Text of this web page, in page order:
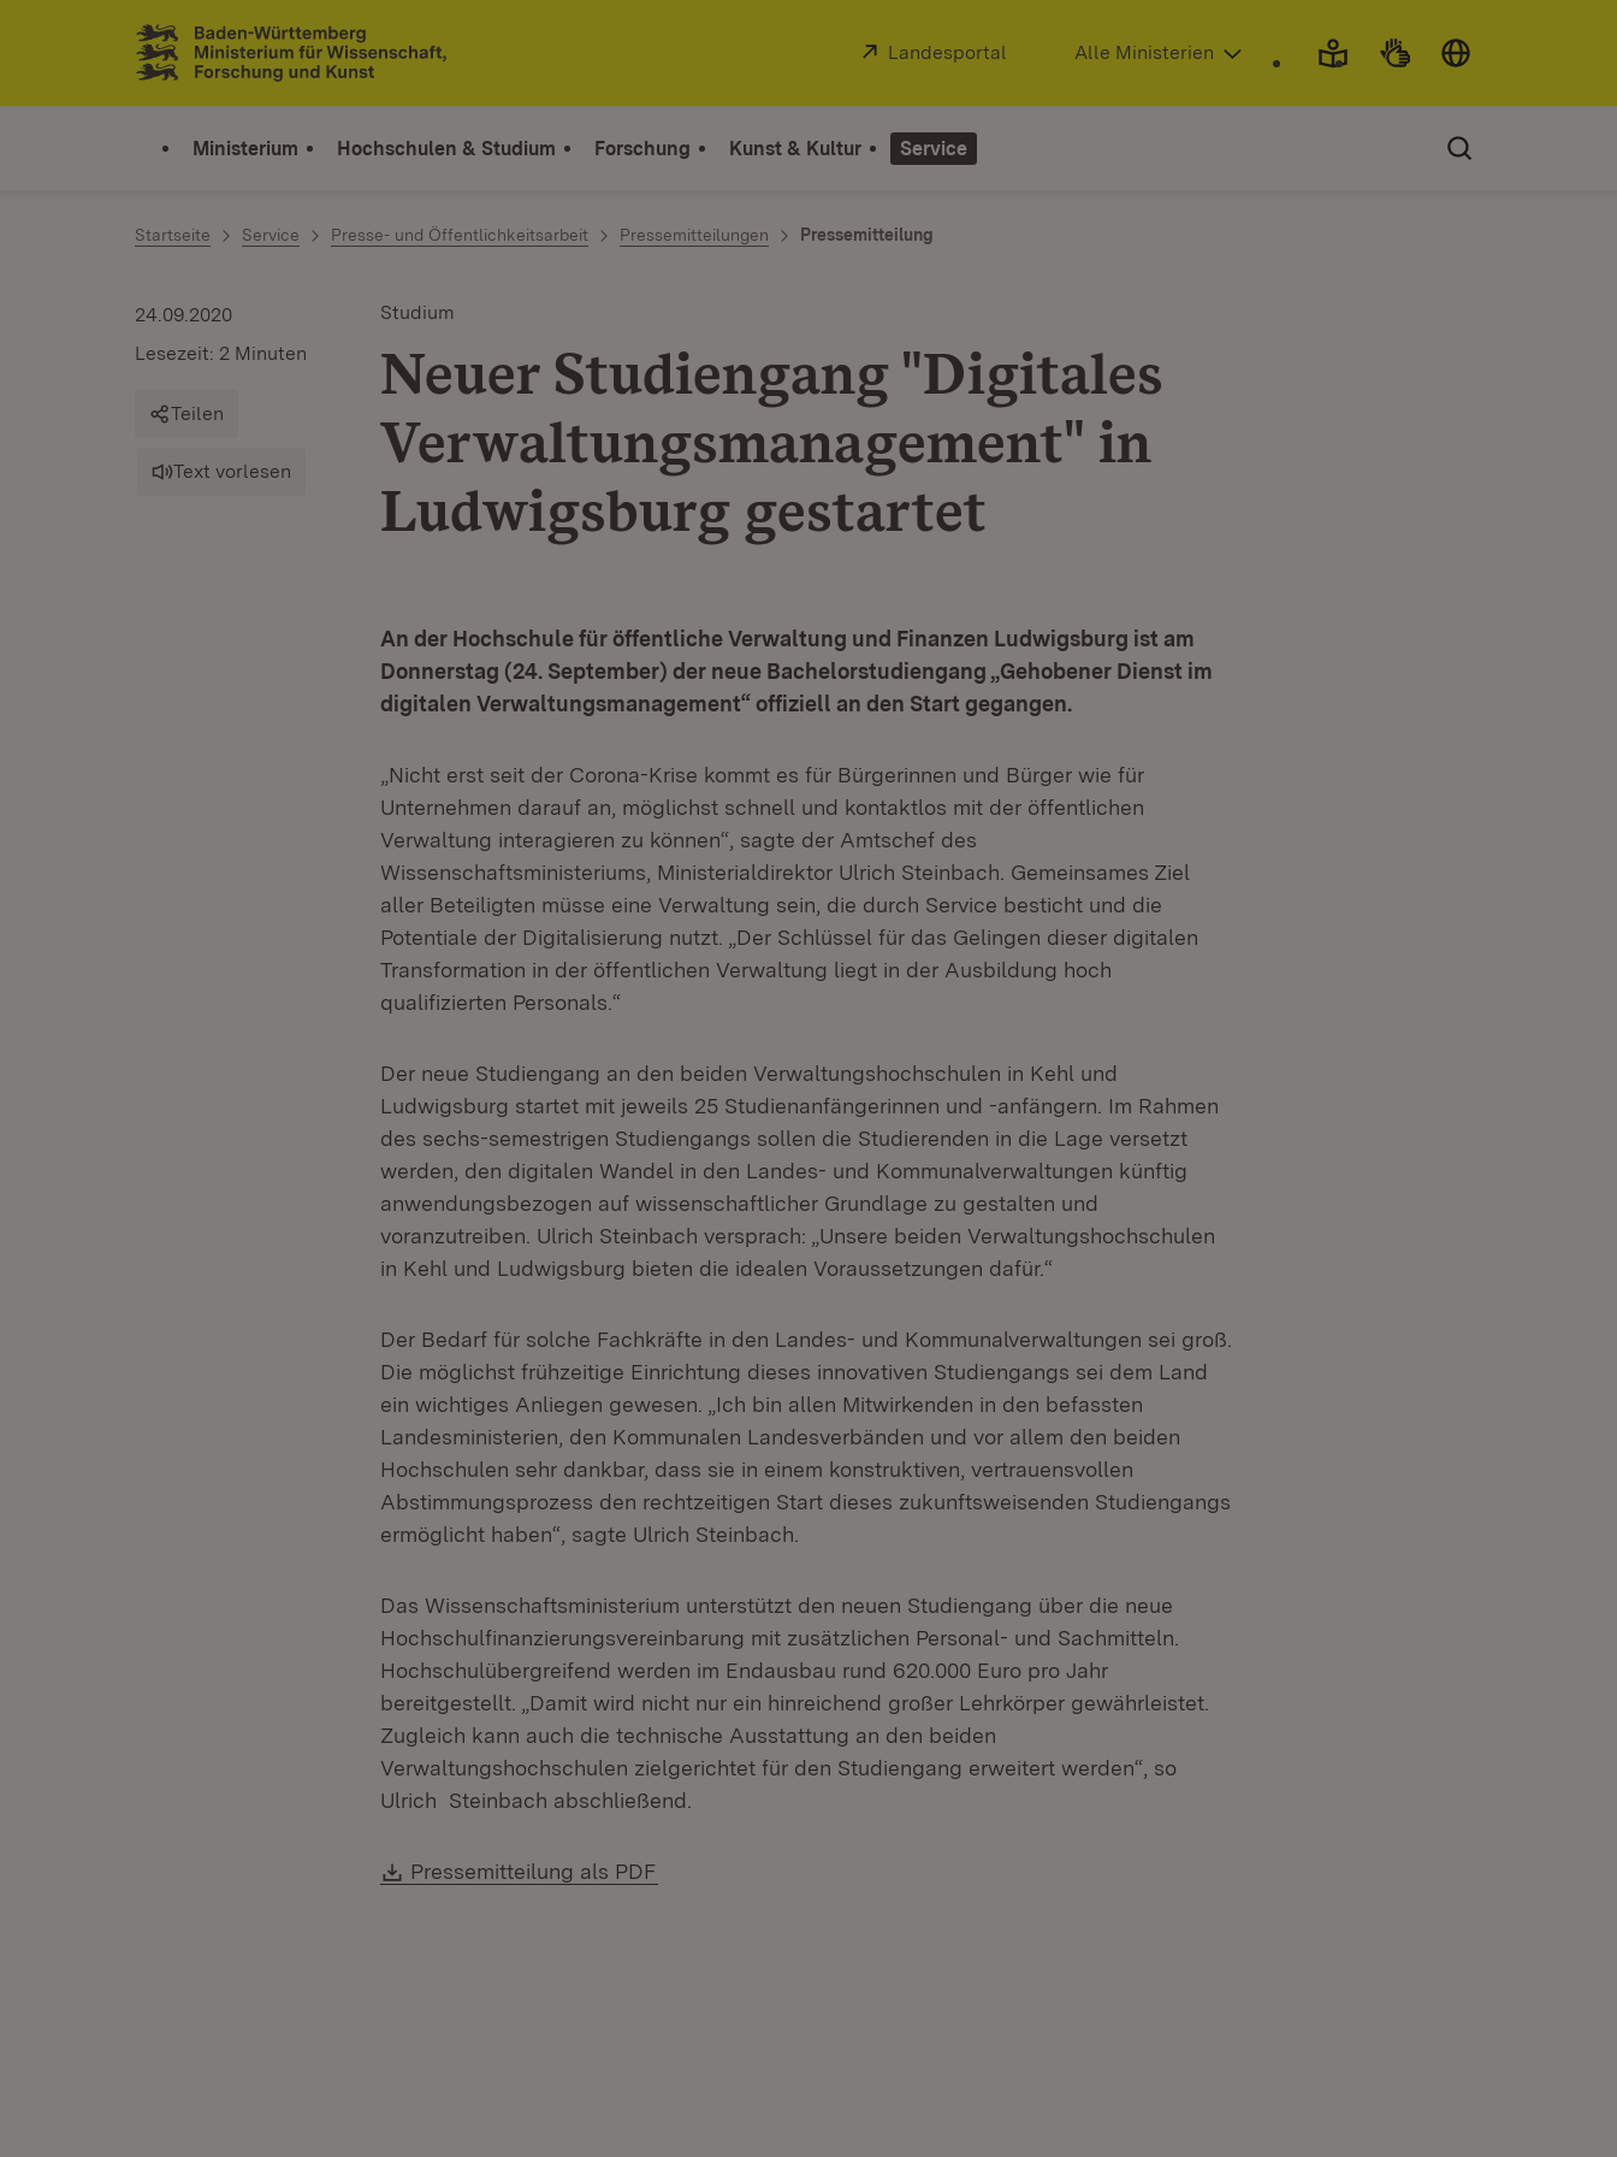
Zum Inhalt springen
Link zur Startseite
Extern:
Landesportal (Öffnet in neuem Fenster)
Alle Ministerien
Ministerium Hochschulen & Studium Forschung Kunst & Kultur Service
Startseite Service Presse- und Öffentlichkeitsarbeit Pressemitteilungen Pressemitteilung
Studium
Neuer Studiengang "Digitales
Verwaltungsmanagement" in
Ludwigsburg gestartet
24.09.2020
Lesezeit: 2 Minuten
Teilen
Text vorlesen
An der Hochschule für öffentliche Verwaltung und Finanzen Ludwigsburg ist am
Donnerstag (24. September) der neue Bachelorstudiengang „Gehobener Dienst im
digitalen Verwaltungsmanagement“ offiziell an den Start gegangen.
„Nicht erst seit der Corona-Krise kommt es für Bürgerinnen und Bürger wie für
Unternehmen darauf an, möglichst schnell und kontaktlos mit der öffentlichen
Verwaltung interagieren zu können“, sagte der Amtschef des
Wissenschaftsministeriums, Ministerialdirektor Ulrich Steinbach. Gemeinsames Ziel
aller Beteiligten müsse eine Verwaltung sein, die durch Service besticht und die
Potentiale der Digitalisierung nutzt. „Der Schlüssel für das Gelingen dieser digitalen
Transformation in der öffentlichen Verwaltung liegt in der Ausbildung hoch
qualifizierten Personals.“
Der neue Studiengang an den beiden Verwaltungshochschulen in Kehl und
Ludwigsburg startet mit jeweils 25 Studienanfängerinnen und -anfängern. Im Rahmen
des sechs-semestrigen Studiengangs sollen die Studierenden in die Lage versetzt
werden, den digitalen Wandel in den Landes- und Kommunalverwaltungen künftig
anwendungsbezogen auf wissenschaftlicher Grundlage zu gestalten und
voranzutreiben. Ulrich Steinbach versprach: „Unsere beiden Verwaltungshochschulen
in Kehl und Ludwigsburg bieten die idealen Voraussetzungen dafür.“
Der Bedarf für solche Fachkräfte in den Landes- und Kommunalverwaltungen sei groß.
Die möglichst frühzeitige Einrichtung dieses innovativen Studiengangs sei dem Land
ein wichtiges Anliegen gewesen. „Ich bin allen Mitwirkenden in den befassten
Landesministerien, den Kommunalen Landesverbänden und vor allem den beiden
Hochschulen sehr dankbar, dass sie in einem konstruktiven, vertrauensvollen
Abstimmungsprozess den rechtzeitigen Start dieses zukunftsweisenden Studiengangs
ermöglicht haben“, sagte Ulrich Steinbach.
Das Wissenschaftsministerium unterstützt den neuen Studiengang über die neue
Hochschulfinanzierungsvereinbarung mit zusätzlichen Personal- und Sachmitteln.
Hochschulübergreifend werden im Endausbau rund 620.000 Euro pro Jahr
bereitgestellt. „Damit wird nicht nur ein hinreichend großer Lehrkörper gewährleistet.
Zugleich kann auch die technische Ausstattung an den beiden
Verwaltungshochschulen zielgerichtet für den Studiengang erweitert werden“, so
Ulrich Steinbach abschließend.
Download:
Pressemitteilung als PDF